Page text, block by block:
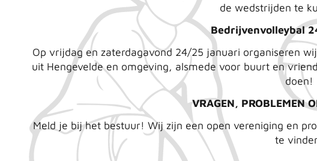
de wedstrijden te
Bedrijvenvolleybal
Op vrijdag en zaterdagavond 24/25 januari organiseren
uit Hengevelde en omgeving, alsmede voor buurt en
doen!
VRAGEN, PROBLEMEN
Meld je bij het bestuur! Wij zijn een open vereniging en
te